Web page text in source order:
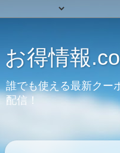
お得情報
誰でも使える最新クー
配信！